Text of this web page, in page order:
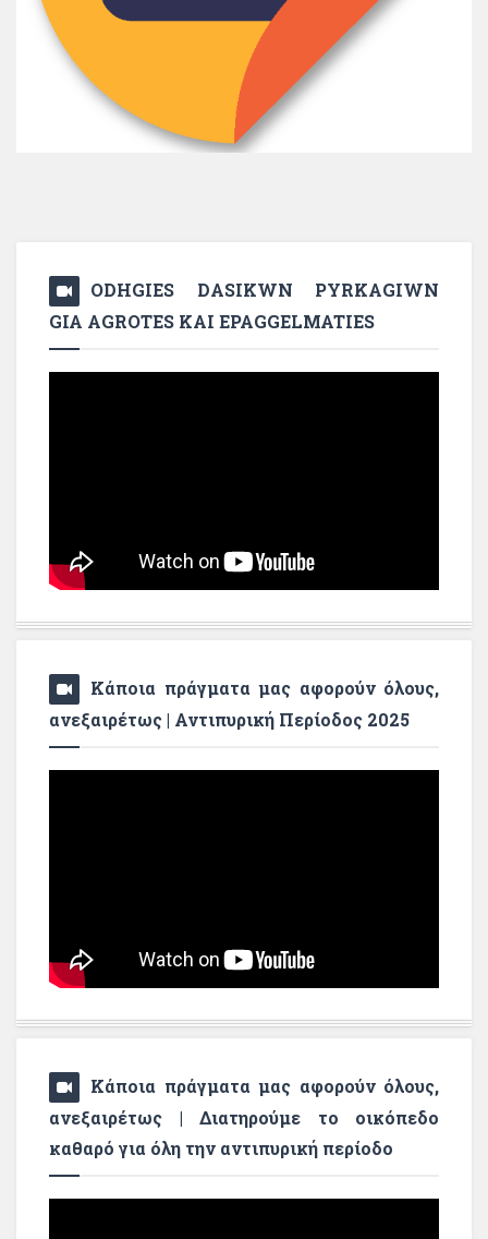
ODHGIES DASIKWN PYRKAGIWN
GIA AGROTES KAI EPAGGELMATIES
Κάποια πράγματα μας αφορούν όλους,
ανεξαιρέτως | Αντιπυρική Περίοδος 2025
Κάποια πράγματα μας αφορούν όλους,
ανεξαιρέτως | Διατηρούμε το οικόπεδο
καθαρό για όλη την αντιπυρική περίοδο